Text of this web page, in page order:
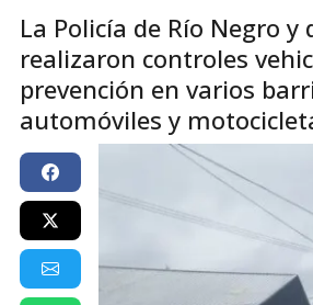
La Policía de Río Negro
realizaron controles
prevención en varios
automóviles y